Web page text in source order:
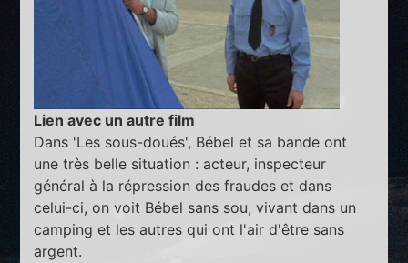
Lien avec un autre film
Dans 'Les sous-doués', Bébel et sa bande ont
une très belle situation : acteur, inspecteur
général à la répression des fraudes et dans
celui-ci, on voit Bébel sans sou, vivant dans un
camping et les autres qui ont l'air d'être sans
argent.